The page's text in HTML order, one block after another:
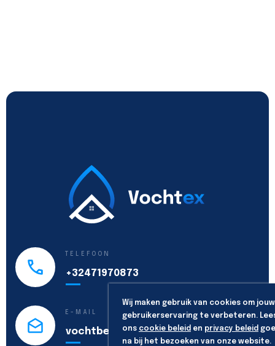
TELEFOON
+32471970873
E-MAIL
vochtbestrijding@vochtex.be
Wij maken gebruik van cookies om jouw
gebruikerservaring te verbeteren.
ons cookie beleid en privacy beleid
na bij het bezoeken van onze website.